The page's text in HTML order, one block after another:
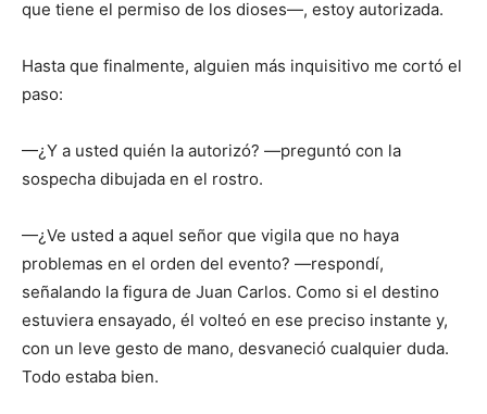
que tiene el permiso de los dioses—, estoy autorizada.
Hasta que finalmente, alguien más inquisitivo me cortó el
paso:
—¿Y a usted quién la autorizó? —preguntó con la
sospecha dibujada en el rostro.
—¿Ve usted a aquel señor que vigila que no haya
problemas en el orden del evento? —respondí,
señalando la figura de Juan Carlos. Como si el destino
estuviera ensayado, él volteó en ese preciso instante y,
con un leve gesto de mano, desvaneció cualquier duda.
Todo estaba bien.